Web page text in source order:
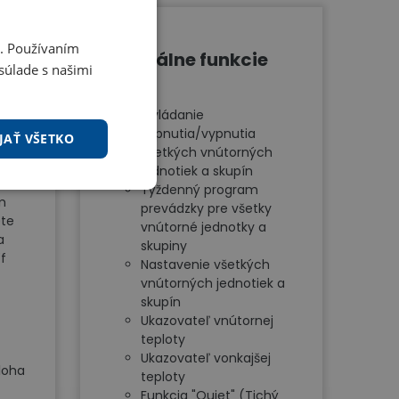
Špeciálne funkcie
Ovládanie
zapnutia/vypnutia
všetkých vnútorných
jednotiek a skupín
Týždenný program
prevádzky pre všetky
vnútorné jednotky a
skupiny
Nastavenie všetkých
vnútorných jednotiek a
skupín
Ukazovateľ vnútornej
teploty
Ukazovateľ vonkajšej
teploty
Používaním
s našimi
VŠETKO